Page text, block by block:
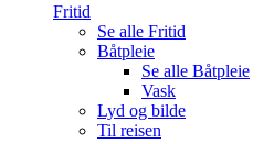
Fritid
Se alle Fritid
Båtpleie
Se alle Båtpleie
Vask
Lyd og bilde
Til reisen